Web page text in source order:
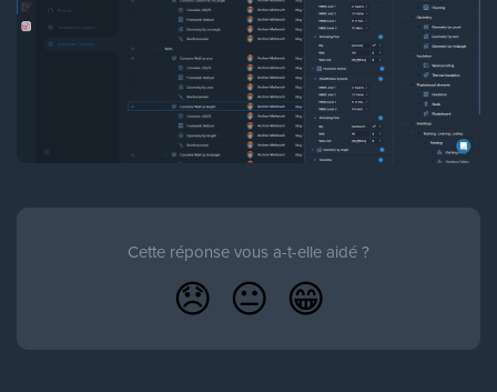
Cette réponse vous a-t-elle aidé ?
😞 😐 😁